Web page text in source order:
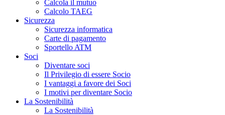
Calcola il mutuo
Calcolo TAEG
Sicurezza
Sicurezza informatica
Carte di pagamento
Sportello ATM
Soci
Diventare soci
Il Privilegio di essere Socio
I vantaggi a favore dei Soci
I motivi per diventare Socio
La Sostenibilità
La Sostenibilità